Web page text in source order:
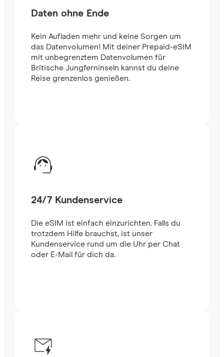
Daten ohne Ende
Kein Aufladen mehr und keine Sorgen um
das Datenvolumen! Mit deiner Prepaid-eSIM
mit unbegrenztem Datenvolumen für
Britische Jungferninseln kannst du deine
Reise grenzenlos genießen.
24/7 Kundenservice
Die eSIM ist einfach einzurichten. Falls du
trotzdem Hilfe brauchst, ist unser
Kundenservice rund um die Uhr per Chat
oder E-Mail für dich da.